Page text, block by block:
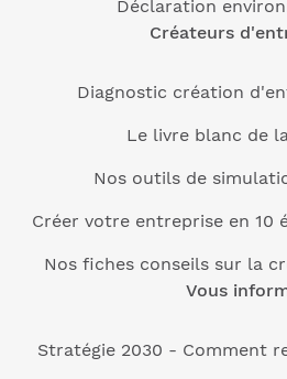
Déclaration
Créateurs
Diagnostic création
Le livre blanc de
Nos outils de
Créer votre entreprise en 10
Nos fiches conseils sur la
Vous
Stratégie 2030 - Comment